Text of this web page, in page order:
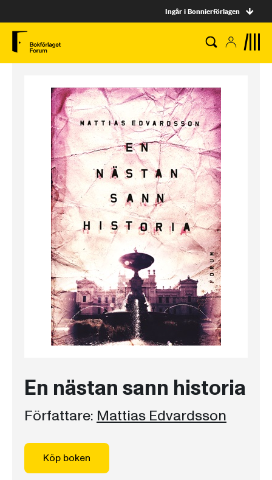
Ingår i Bonnierförlagen
En nästan sann historia
Författare: Mattias Edvardsson
Köp boken